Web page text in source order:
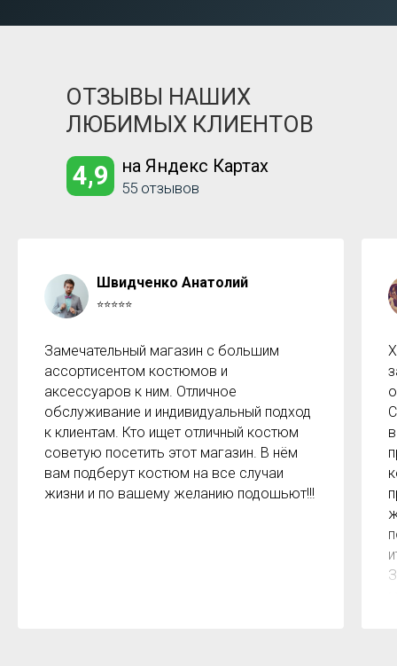
55 отзывов
на Яндекс Картах
4,9
ОТЗЫВЫ НАШИХ
ЛЮБИМЫХ КЛИЕНТОВ
Швидченко Анатолий
⭐⭐⭐⭐⭐
Замечательный магазин с большим
ассортисентом костюмов и
аксессуаров к ним. Отличное
обслуживание и индивидуальный подход
к клиентам. Кто ищет отличный костюм
советую посетить этот магазин. В нём
вам подберут костюм на все случаи
жизни и по вашему желанию подошьют!!!